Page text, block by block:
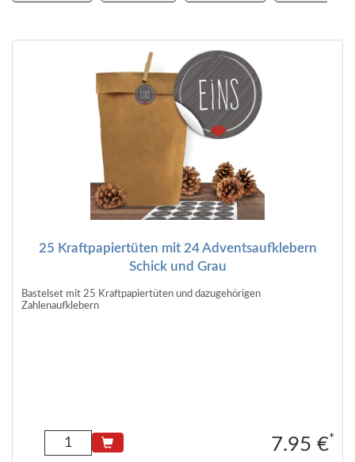
25 Kraftpapiertüten mit 24 Adventsaufklebern
Schick und Grau
Bastelset mit 25 Kraftpapiertüten und dazugehörigen
Zahlenaufklebern
7.95 €*